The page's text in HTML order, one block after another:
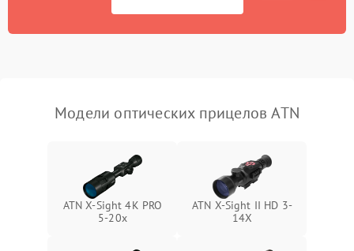
защиты от перегрева
Модели оптических прицелов ATN
ATN X-Sight 4K PRO
5-20x
ATN X-Sight II HD 3-
14X